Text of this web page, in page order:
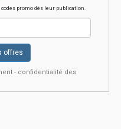
promo dès leur publication.
offres
- confidentialité des